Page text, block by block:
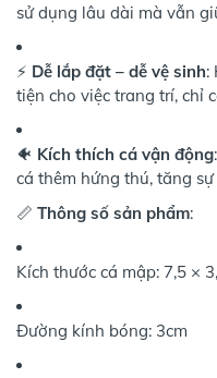
sử dụng lâu dài mà vẫn
⚡ Dễ lắp đặt – dễ vệ sinh:
tiện cho việc trang trí, chỉ
🐠 Kích thích cá vận động
cá thêm hứng thú, tăng
📏 Thông số sản phẩm:
Kích thước cá mập: 7,5 ×
Đường kính bóng: 3cm